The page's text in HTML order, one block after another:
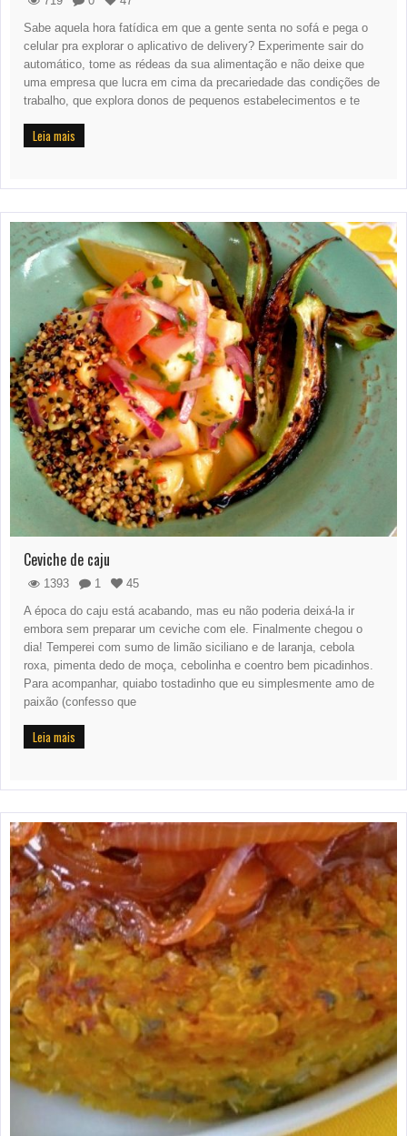
Sabe aquela hora fatídica em que a gente senta no sofá e pega o
celular pra explorar o aplicativo de delivery? Experimente sair do
automático, tome as rédeas da sua alimentação e não deixe que
uma empresa que lucra em cima da precariedade das condições de
trabalho, que explora donos de pequenos estabelecimentos e te
Leia mais
Ceviche de caju
1393 1
45
A época do caju está acabando, mas eu não poderia deixá-la ir
embora sem preparar um ceviche com ele. Finalmente chegou o
dia! Temperei com sumo de limão siciliano e de laranja, cebola
roxa, pimenta dedo de moça, cebolinha e coentro bem picadinhos.
Para acompanhar, quiabo tostadinho que eu simplesmente amo de
paixão (confesso que
Leia mais